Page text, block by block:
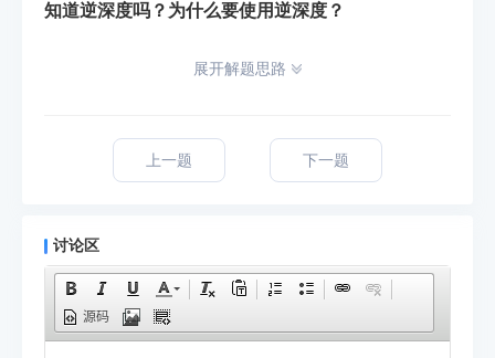
知道逆深度吗？为什么要使用逆深度？
展开解题思路
上一题 下一题
讨论区
源码